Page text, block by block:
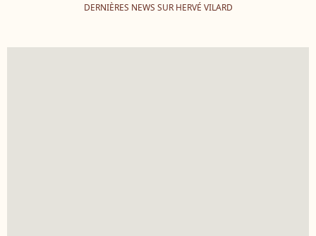
DERNIÈRES NEWS SUR HERVÉ VILARD